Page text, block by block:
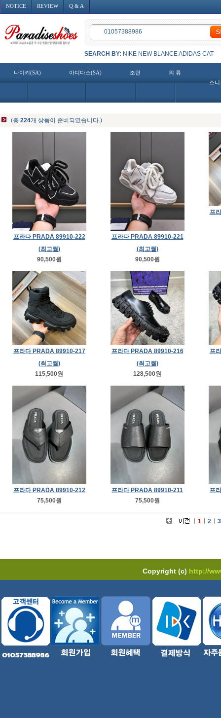
NOTICE REVIEW Q & A
SEARCH BY: NIKE NEW BLANCEADIDAS CAT
나이키(SA) 아디다스(SA) 조던
의 류
스니
(총 224개 상품이 준비되였습니다.)
프라다 PRADA 89910-222
(최고퀄)
90,500원
프라다 PRADA 89910-221
(최고퀄)
90,500원
프
프라다 PRADA 89910-217
(최고퀄)
115,500원
프라다 PRADA 89910-216
(최고퀄)
128,500원
프
프라다 PRADA 89910-212
75,500원
프라다 PRADA 89910-211
75,500원
프
1 2 3
Copyright (c) http://